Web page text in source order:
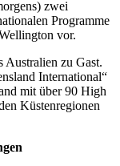
zwei
Programme
vor.
Australien zu Gast.
International“
mit über 90 High
Küstenregionen